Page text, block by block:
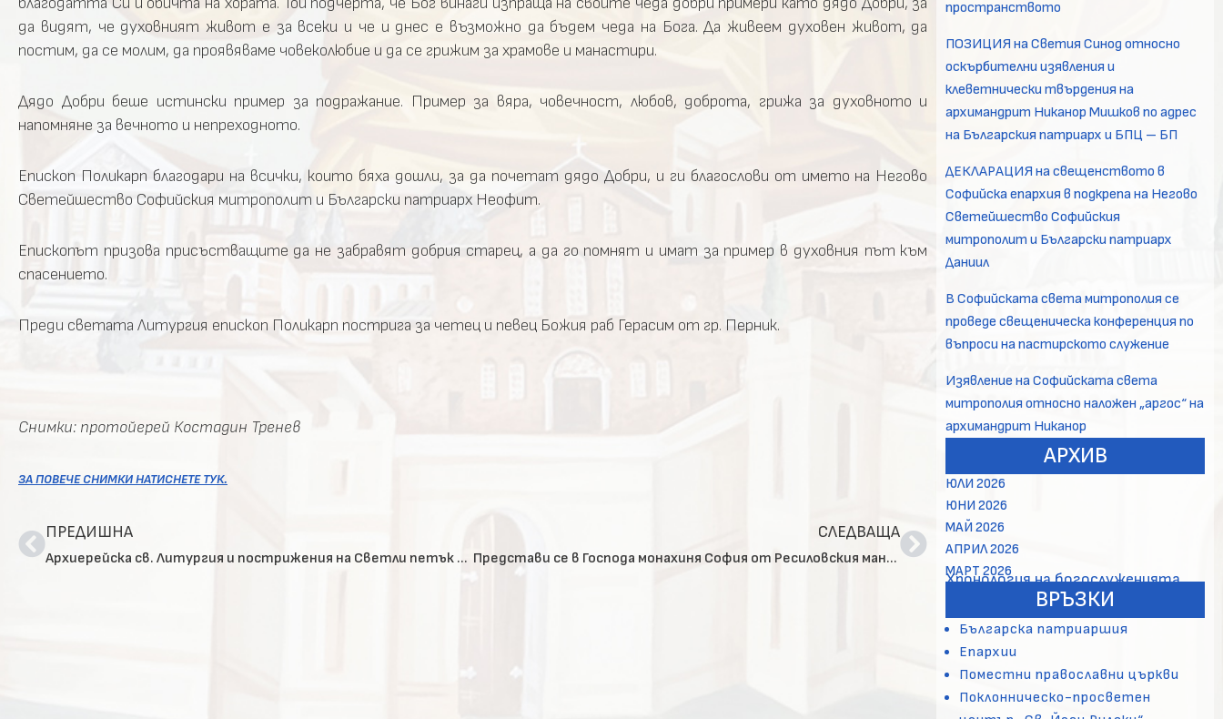
да видят, че духовният живот е за всеки и че и днес е възможно да бъдем чеда на Бога. Да живеем духовен живот, да
постим, да се молим, да проявяваме човеколюбие и да се грижим за храмове и манастири.
Дядо Добри беше истински пример за подражание. Пример за вяра, човечност, любов, доброта, грижа за духовното и
напомняне за вечното и непреходното.
Епископ Поликарп благодари на всички, които бяха дошли, за да почетат дядо Добри, и ги благослови от името на Негово
Светейшество Софийския митрополит и Български патриарх Неофит.
Епископът призова присъстващите да не забравят добрия старец, а да го помнят и имат за пример в духовния път към
спасението.
Преди светата Литургия епископ Поликарп пострига за четец и певец Божия раб Герасим от гр. Перник.
Снимки: протойерей Костадин Тренев
ЗА ПОВЕЧЕ СНИМКИ НАТИСНЕТЕ ТУК.
ПРЕДИШНА
Архиерейска св. Литургия и пострижения на Светли петък – Живоприемни източник
СЛЕДВАЩА
Представи се в Господа монахиня София от Ресиловския манастир
пространството
ПОЗИЦИЯ на Светия Синод относно
оскърбителни изявления и
клеветнически твърдения на
архимандрит Никанор Мишков по адрес
на Българския патриарх и БПЦ – БП
ДЕКЛАРАЦИЯ на свещенството в
Софийска епархия в подкрепа на Негово
Светейшество Софийския
митрополит и Български патриарх
Даниил
В Софийската света митрополия се
проведе свещеническа конференция по
въпроси на пастирското служение
Изявление на Софийската света
митрополия относно наложен „аргос“ на
архимандрит Никанор
АРХИВ
ЮЛИ 2026
ЮНИ 2026
МАЙ 2026
АПРИЛ 2026
МАРТ 2026
Хронология на богослуженията
ВРЪЗКИ
Българска патриаршия
Епархии
Поместни православни църкви
Поклонническо-просветен